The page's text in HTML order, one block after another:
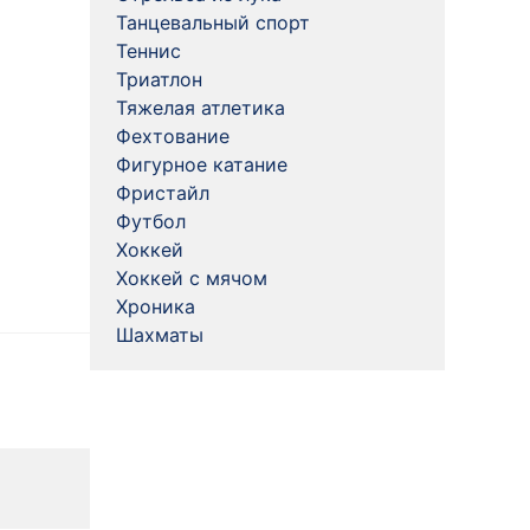
Танцевальный спорт
Теннис
Триатлон
Тяжелая атлетика
Фехтование
Фигурное катание
Фристайл
Футбол
Хоккей
Хоккей с мячом
Хроника
Шахматы